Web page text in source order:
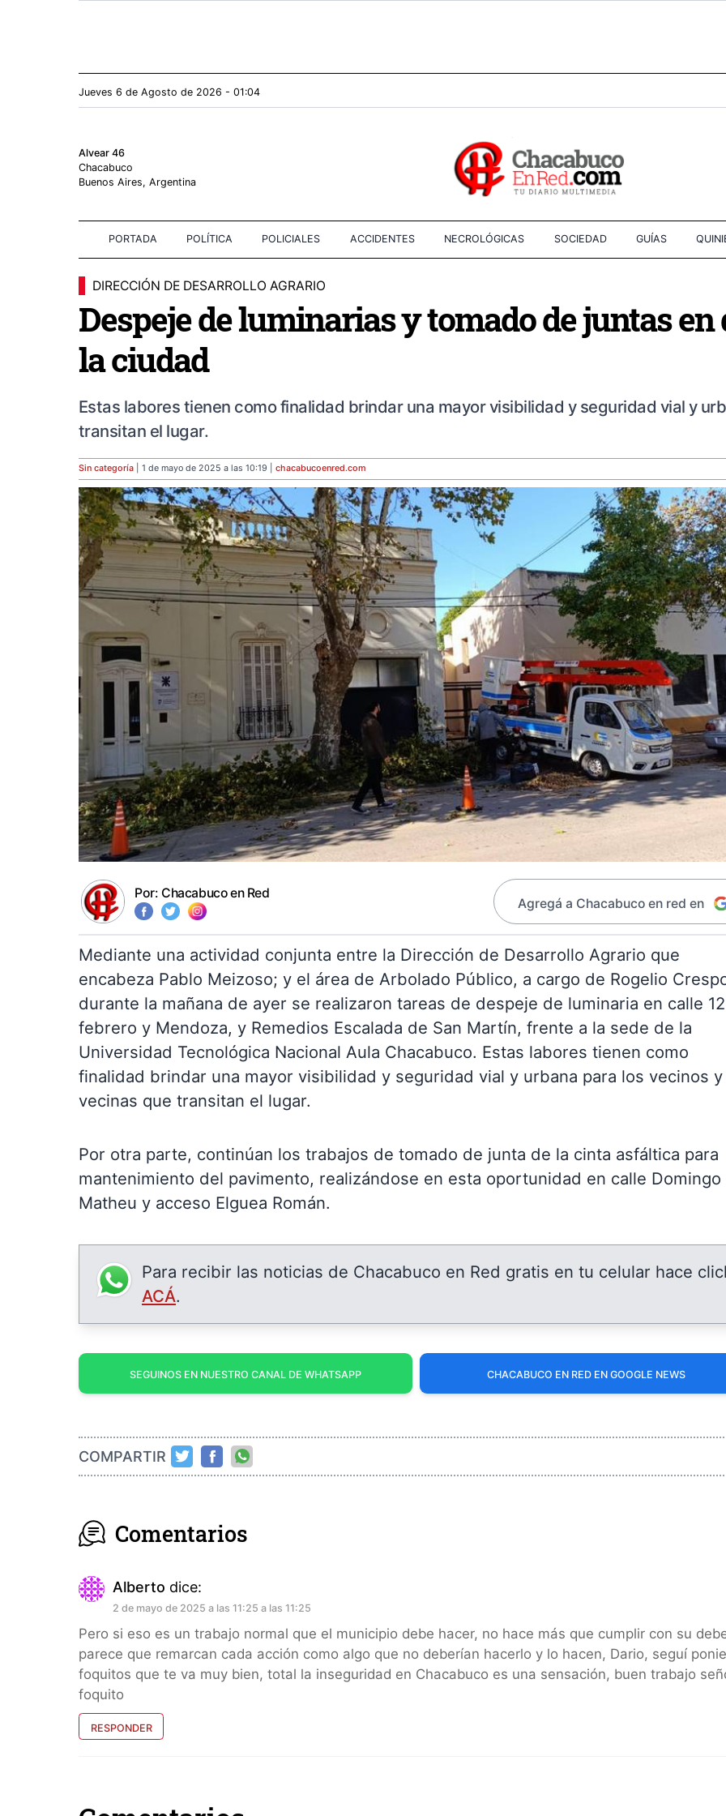
Jueves 6 de Agosto de 2026 - 01:04
Alvear 46
Chacabuco
Buenos Aires, Argentina
PORTADA POLÍTICA POLICIALES ACCIDENTES NECROLÓGICAS SOCIEDAD GUÍAS
DIRECCIÓN DE DESARROLLO AGRARIO
Despeje de luminarias y tomado de juntas
la ciudad
Estas labores tienen como finalidad brindar una mayor visibilidad y seguridad vial y
transitan el lugar.
Sin categoría | 1 de mayo de 2025 a las 10:19 | chacabucoenred.com
Por: Chacabuco en Red
Agregá a Chacabuco en red en
Mediante una actividad conjunta entre la Dirección de Desarrollo Agrario que
encabeza Pablo Meizoso; y el área de Arbolado Público, a cargo de Rogelio
durante la mañana de ayer se realizaron tareas de despeje de luminaria en calle
febrero y Mendoza, y Remedios Escalada de San Martín, frente a la sede de la
Universidad Tecnológica Nacional Aula Chacabuco. Estas labores tienen como
finalidad brindar una mayor visibilidad y seguridad vial y urbana para los vecinos y
vecinas que transitan el lugar.
Por otra parte, continúan los trabajos de tomado de junta de la cinta asfáltica para
mantenimiento del pavimento, realizándose en esta oportunidad en calle Domingo
Matheu y acceso Elguea Román.
Para recibir las noticias de Chacabuco en Red gratis en tu celular hace
ACÁ.
SEGUINOS EN NUESTRO CANAL DE WHATSAPP CHACABUCO EN RED EN GOOGLE NEWS
COMPARTIR
Comentarios
Alberto dice:
2 de mayo de 2025 a las 11:25 a las 11:25
Pero si eso es un trabajo normal que el municipio debe hacer, no hace más que cumplir con su
parece que remarcan cada acción como algo que no deberían hacerlo y lo hacen, Dario, seguí
foquitos que te va muy bien, total la inseguridad en Chacabuco es una sensación, buen trabajo
foquito
RESPONDER